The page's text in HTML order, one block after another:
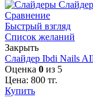
Сравнение
Быстрый взгляд
Список желаний
Закрыть
Слайдер Ibdi Nails
Оценка 0 из 5
Цена: 800 тг.
Купить